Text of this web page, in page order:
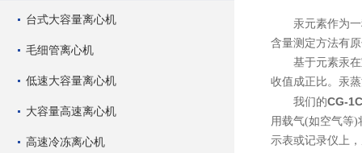
台式大容量离心机
毛细管离心机
低速大容量离心机
大容量高速离心机
高速冷冻离心机
汞元素作为
含量测定方法有
基于元素汞在室
收值成正比。汞
我们的CG-
用载气(如空气等)
示表或记录仪上